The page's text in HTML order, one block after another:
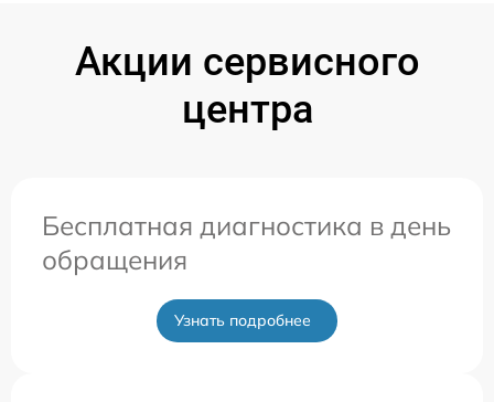
Акции сервисного
центра
Бесплатная диагностика в день
обращения
Узнать подробнее